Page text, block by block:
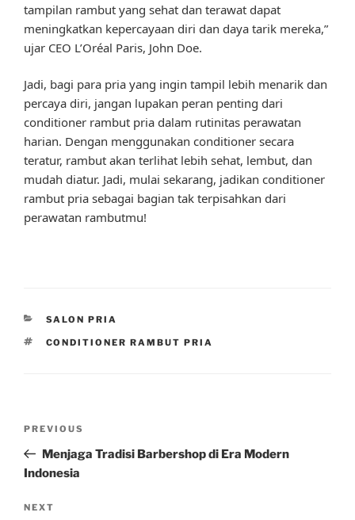
tampilan rambut yang sehat dan terawat dapat
meningkatkan kepercayaan diri dan daya tarik mereka,”
ujar CEO L’Oréal Paris, John Doe.
Jadi, bagi para pria yang ingin tampil lebih menarik dan
percaya diri, jangan lupakan peran penting dari
conditioner rambut pria dalam rutinitas perawatan
harian. Dengan menggunakan conditioner secara
teratur, rambut akan terlihat lebih sehat, lembut, dan
mudah diatur. Jadi, mulai sekarang, jadikan conditioner
rambut pria sebagai bagian tak terpisahkan dari
perawatan rambutmu!
CATEGORIES
SALON PRIA
TAGS
CONDITIONER RAMBUT PRIA
Previous
Post
PREVIOUS
Menjaga Tradisi Barbershop di Era Modern
Indonesia
Next
NEXT